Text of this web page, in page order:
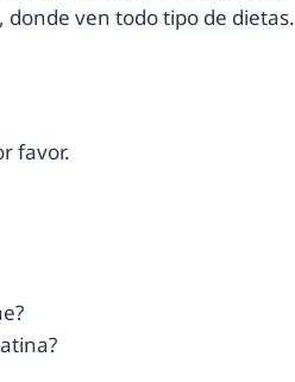
ven todo tipo de dietas.
favor.